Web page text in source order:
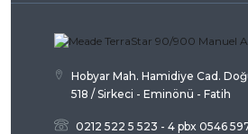
Ürün fiyatı diğer sitelerden daha
Bu ürüne benzer farklı alternatifler
Hobyar Mah. Hamidiye Cad.
518 / Sirkeci - Eminönü - Fatih
0212 522 5 523 - 4 pbx 0546